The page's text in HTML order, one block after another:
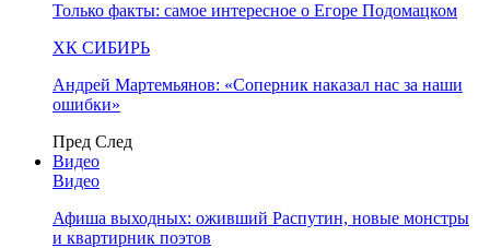
Только факты: самое интересное о Егоре Подомацком
ХК СИБИРЬ
Андрей Мартемьянов: «Соперник наказал нас за наши
ошибки»
Пред След
Видео
Видео
Афиша выходных: оживший Распутин, новые монстры
и квартирник поэтов